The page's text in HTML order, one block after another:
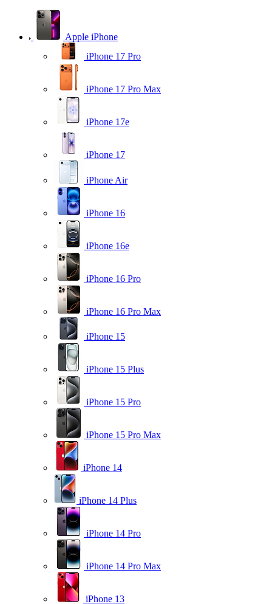
Apple iPhone
iPhone 17 Pro
iPhone 17 Pro Max
iPhone 17e
iPhone 17
iPhone Air
iPhone 16
iPhone 16e
iPhone 16 Pro
iPhone 16 Pro Max
iPhone 15
iPhone 15 Plus
iPhone 15 Pro
iPhone 15 Pro Max
iPhone 14
iPhone 14 Plus
iPhone 14 Pro
iPhone 14 Pro Max
iPhone 13